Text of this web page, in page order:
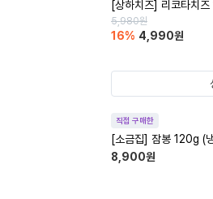
[상하치즈] 리코타치
5,980원
16% 4,990원
직접 구매한
[소금집] 잠봉 120g (
8,900원